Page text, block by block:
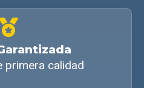
primera calidad